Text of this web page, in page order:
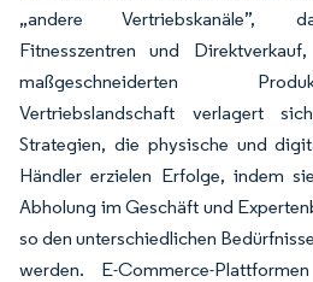
„andere Vertriebskanäle”,
Fitnesszentren und
maßgeschneiderten
Vertriebslandschaft verlagert
Strategien, die physische und
Händler erzielen Erfolge, indem
Abholung im Geschäft und
so den unterschiedlichen
werden. E-Commerce-